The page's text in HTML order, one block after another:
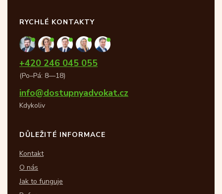
RYCHLÉ KONTAKTY
+420 246 045 055
(Po–Pá: 8—18)
info@dostupnyadvokat.cz
Kdykoliv
DŮLEŽITÉ INFORMACE
Kontakt
O nás
Jak to funguje